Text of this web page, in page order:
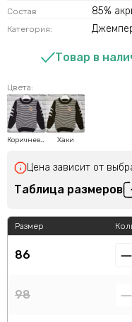
Состав 85%
Категория:
Товар в
Цвета:
Коричневый Хаки
Цена зависит от
Таблица размеров
Размер
86
98